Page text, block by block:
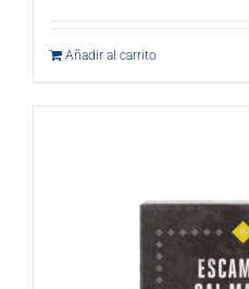
Añadir al carrito